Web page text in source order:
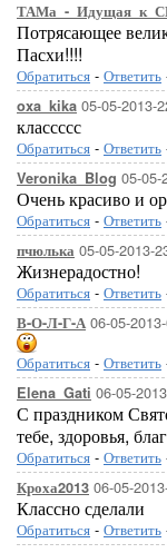
ТАМа_-
Потрясающее
Пасхи!!!!
Обратиться - Ответить
oxa_kika 05-05-2013-
классссс
Обратиться - Ответить
Veronika_Blog 05-05-
Очень красиво и
Обратиться - Ответить
пчюлька 05-05-2013-
Жизнерадостно!
Обратиться - Ответить
В-О-Л-Г-А 06-05-
Обратиться - Ответить
Elena_Gati 06-05-
С праздником
тебе, здоровья,
Обратиться - Ответить
Кроха2013 06-05-
Классно сделали
Обратиться - Ответить